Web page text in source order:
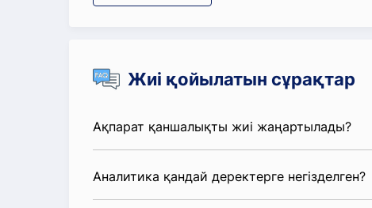
Жиі қойылатын сұрақтар
Ақпарат қаншалықты жиі жаңартылады?
Аналитика қандай деректерге негізделген?